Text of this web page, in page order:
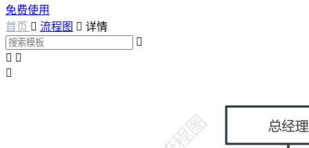
免费使用
首页  流程图  详情

 
